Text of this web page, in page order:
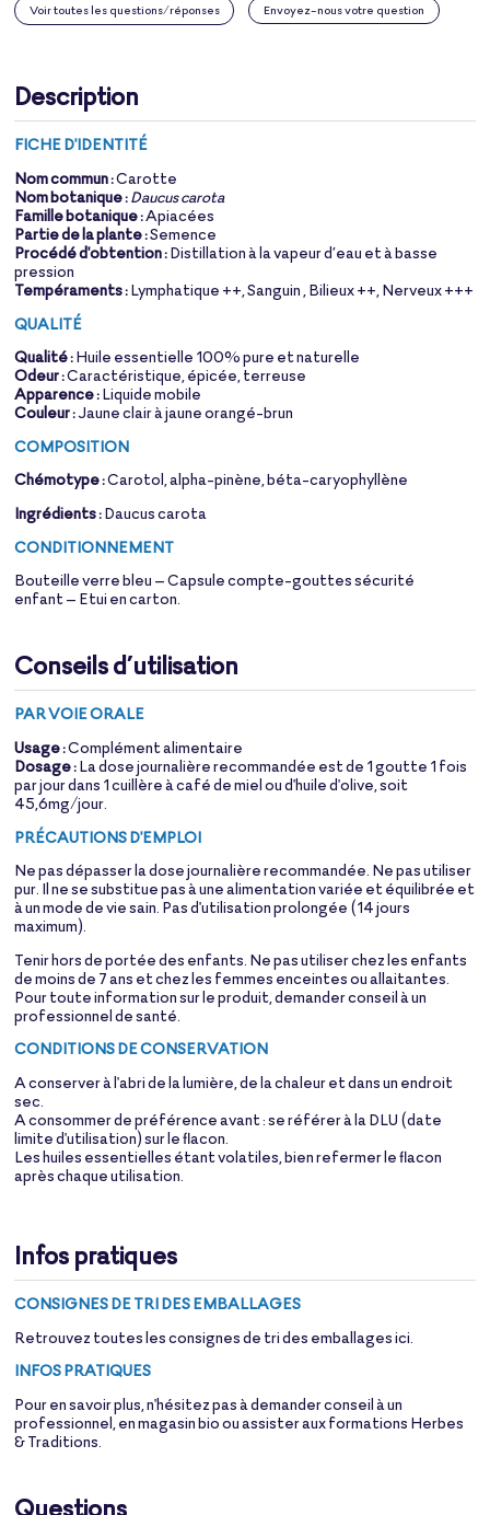
Voir toutes les questions/réponses Envoyez-nous votre question
Description
FICHE D'IDENTITÉ
Nom commun :Carotte
Nom botanique :Daucus carota
Famille botanique :Apiacées
Partie de la plante :Semence
Procédé d'obtention :Distillation à la vapeur d’eau et à basse
pression
Tempéraments :Lymphatique ++, Sanguin , Bilieux ++, Nerveux +++
QUALITÉ
Qualité :Huile essentielle 100% pure et naturelle
Odeur :Caractéristique, épicée, terreuse
Apparence :Liquide mobile
Couleur :Jaune clair à jaune orangé-brun
COMPOSITION
Chémotype :Carotol, alpha-pinène, béta-caryophyllène
Ingrédients :Daucus carota
CONDITIONNEMENT
Bouteille verre bleu – Capsule compte-gouttes sécurité
enfant – Etui en carton.
Conseils d’utilisation
PAR VOIE ORALE
Usage :Complément alimentaire
Dosage :La dose journalière recommandée est de 1 goutte 1 fois
par jour dans 1 cuillère à café de miel ou d'huile d'olive, soit
45,6mg/jour.
PRÉCAUTIONS D'EMPLOI
Ne pas dépasser la dose journalière recommandée. Ne pas utiliser
pur. Il ne se substitue pas à une alimentation variée et équilibrée et
à un mode de vie sain. Pas d'utilisation prolongée (14 jours
maximum).
Tenir hors de portée des enfants. Ne pas utiliser chez les enfants
de moins de 7 ans et chez les femmes enceintes ou allaitantes.
Pour toute information sur le produit, demander conseil à un
professionnel de santé.
CONDITIONS DE CONSERVATION
A conserver à l'abri de la lumière, de la chaleur et dans un endroit
sec.
A consommer de préférence avant : se référer à la DLU (date
limite d'utilisation) sur le flacon.
Les huiles essentielles étant volatiles, bien refermer le flacon
après chaque utilisation.
Infos pratiques
CONSIGNES DE TRI DES EMBALLAGES
Retrouvez toutes les consignes de tri des emballagesici.
INFOS PRATIQUES
Pour en savoir plus, n'hésitez pas à demander conseil à un
professionnel, en magasin bio ou assister aux formations Herbes
& Traditions.
Questions